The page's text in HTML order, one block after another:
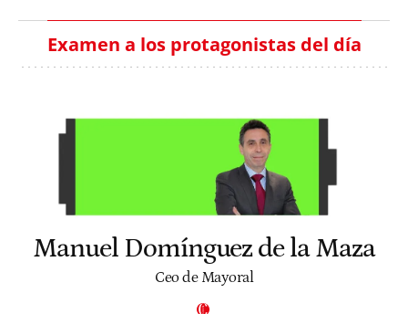
Examen a los protagonistas del día
Manuel Domínguez de la Maza
Ceo de Mayoral